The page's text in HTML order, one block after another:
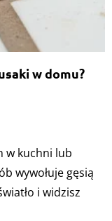
w domu?
w kuchni lub
wywołuje gęsią
i widzisz